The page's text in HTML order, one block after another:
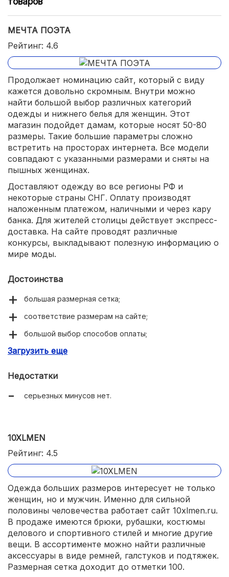
МЕЧТА ПОЭТА
Рейтинг: 4.6
Продолжает номинацию сайт, который с виду
кажется довольно скромным. Внутри можно
найти большой выбор различных категорий
одежды и нижнего белья для женщин. Этот
магазин подойдет дамам, которые носят 50-80
размеры. Такие большие параметры сложно
встретить на просторах интернета. Все модели
совпадают с указанными размерами и сняты на
пышных женщинах.
Доставляют одежду во все регионы РФ и
некоторые страны СНГ. Оплату производят
наложенным платежом, наличными и через кару
банка. Для жителей столицы действует экспресс-
доставка. На сайте проводят различные
конкурсы, выкладывают полезную информацию о
мире моды.
Достоинства
большая размерная сетка;
соответствие размерам на сайте;
большой выбор способов оплаты;
информативный сайт.
Загрузить еще
Недостатки
серьезных минусов нет.
10XLMEN
Рейтинг: 4.5
Одежда больших размеров интересует не только
женщин, но и мужчин. Именно для сильной
половины человечества работает сайт 10xlmen.ru.
В продаже имеются брюки, рубашки, костюмы
делового и спортивного стилей и многие другие
вещи. В ассортименте можно найти различные
аксессуары в виде ремней, галстуков и подтяжек.
Размерная сетка доходит до отметки 100.